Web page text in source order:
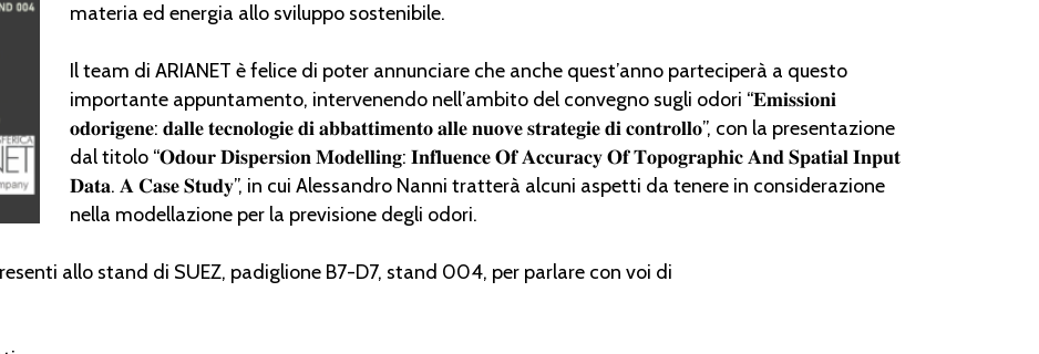
materia ed energia allo sviluppo sostenibile.
Il team di ARIANET è felice di poter annunciare che anche quest’anno parteciperà a questo
importante appuntamento, intervenendo nell’ambito del convegno sugli odori “𝐄𝐦𝐢𝐬𝐬𝐢𝐨𝐧𝐢
𝐨𝐝𝐨𝐫𝐢𝐠𝐞𝐧𝐞: 𝐝𝐚𝐥𝐥𝐞 𝐭𝐞𝐜𝐧𝐨𝐥𝐨𝐠𝐢𝐞 𝐝𝐢 𝐚𝐛𝐛𝐚𝐭𝐭𝐢𝐦𝐞𝐧𝐭𝐨 𝐚𝐥𝐥𝐞 𝐧𝐮𝐨𝐯𝐞 𝐬𝐭𝐫𝐚𝐭𝐞𝐠𝐢𝐞 𝐝𝐢 𝐜𝐨𝐧𝐭𝐫𝐨𝐥𝐥𝐨”, con la presentazione
dal titolo “𝐎𝐝𝐨𝐮𝐫 𝐃𝐢𝐬𝐩𝐞𝐫𝐬𝐢𝐨𝐧 𝐌𝐨𝐝𝐞𝐥𝐥𝐢𝐧𝐠: 𝐈𝐧𝐟𝐥𝐮𝐞𝐧𝐜𝐞 𝐎𝐟 𝐀𝐜𝐜𝐮𝐫𝐚𝐜𝐲 𝐎𝐟 𝐓𝐨𝐩𝐨𝐠𝐫𝐚𝐩𝐡𝐢𝐜 𝐀𝐧𝐝 𝐒𝐩𝐚𝐭𝐢𝐚𝐥 𝐈𝐧𝐩𝐮𝐭
𝐃𝐚𝐭𝐚. 𝐀 𝐂𝐚𝐬𝐞 𝐒𝐭𝐮𝐝𝐲”, in cui Alessandro Nanni tratterà alcuni aspetti da tenere in considerazione
nella modellazione per la previsione degli odori.
allo stand di SUEZ, padiglione B7-D7, stand 004, per parlare con voi di